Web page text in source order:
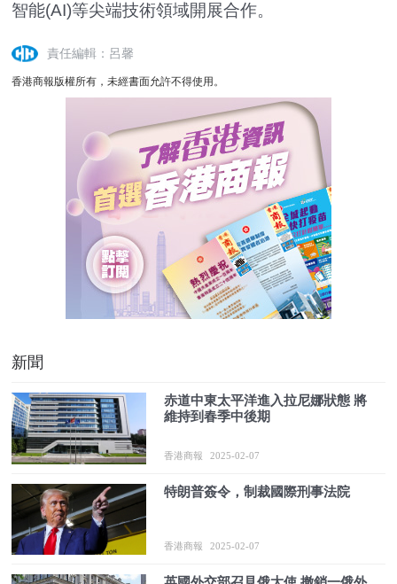
智能(AI)等尖端技術領域開展合作。
責任編輯：呂馨
香港商報版權所有，未經書面允許不得使用。
新聞
赤道中東太平洋進入拉尼娜狀態 將
維持到春季中後期
香港商報 2025-02-07
特朗普簽令，制裁國際刑事法院
香港商報 2025-02-07